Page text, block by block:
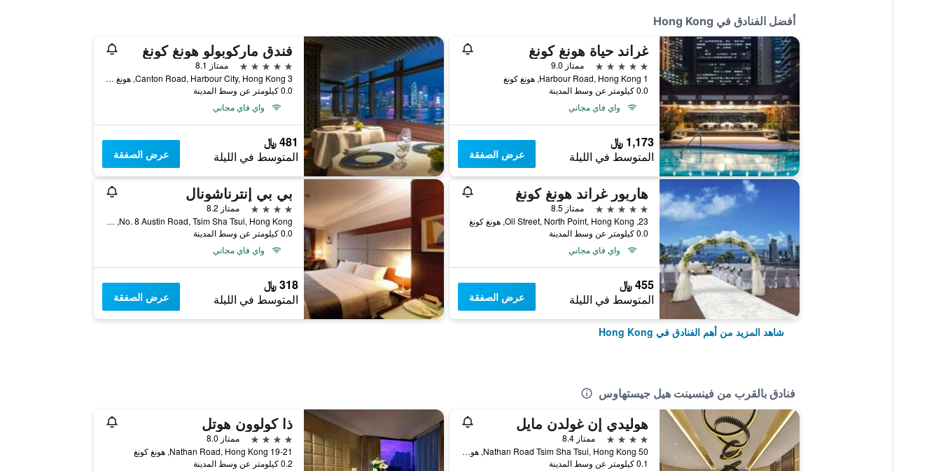
أفضل الفنادق في Hong Kong
غراند حياة هونغ كونغ
5 نجوم
ممتاز 9.0
1 Harbour Road, Hong Kong, هونغ كونغ
0.0 كيلومتر عن وسط المدينة
واي فاي مجاني
1,173 ﷼
المتوسط في الليلة عرض الصفقة
فندق ماركوبولو هونغ كونغ
5 نجوم
ممتاز 8.1
3 Canton Road, Harbour City, Hong Kong, هونغ كونغ
0.0 كيلومتر عن وسط المدينة
واي فاي مجاني
481 ﷼
المتوسط في الليلة عرض الصفقة
هاربور غراند هونغ كونغ
5 نجوم
ممتاز 8.5
23, Oil Street, North Point, Hong Kong, هونغ كونغ
0.0 كيلومتر عن وسط المدينة
واي فاي مجاني
455 ﷼
المتوسط في الليلة عرض الصفقة
بي بي إنترناشونال
4 نجوم
ممتاز 8.2
No. 8 Austin Road, Tsim Sha Tsui, Hong Kong, هونغ كونغ
0.0 كيلومتر عن وسط المدينة
واي فاي مجاني
318 ﷼
المتوسط في الليلة عرض الصفقة
شاهد المزيد من أهم الفنادق في Hong Kong
فنادق بالقرب من فينسينت هيل جيستهاوس
هوليدي إن غولدن مايل
4 نجوم
ممتاز 8.4
50 Nathan Road Tsim Sha Tsui, Hong Kong, هونغ كونغ
0.1 كيلومتر عن وسط المدينة
ذا كولوون هوتل
4 نجوم
ممتاز 8.0
19-21 Nathan Road, Hong Kong, هونغ كونغ
0.2 كيلومتر عن وسط المدينة